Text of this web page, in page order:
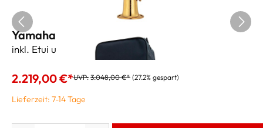
Yamaha Sopransaxophon YSS-475 II
inkl. Etui und Zubehör
2.219,00 €*UVP: 3.048,00 €* (27.2% gespart)
Lieferzeit: 7-14 Tage